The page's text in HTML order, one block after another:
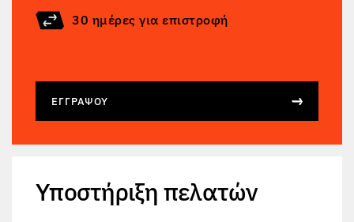
30 ημέρες για επιστροφή
ΕΓΓΡΆΨΟΥ
Υποστήριξη πελατών